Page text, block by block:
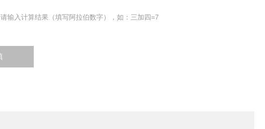
请输入计算结果（填写阿拉伯数字），如：三加四=7